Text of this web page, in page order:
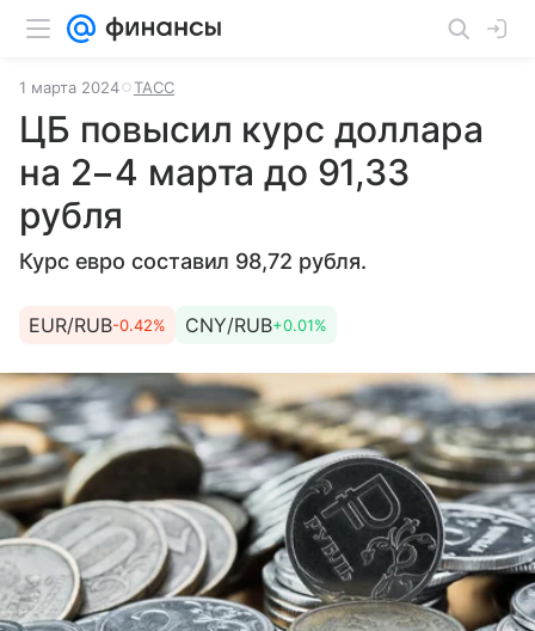
1 марта 2024 ТАСС
ЦБ повысил курс доллара
на 2−4 марта до 91,33
рубля
Курс евро составил 98,72 рубля.
EUR/RUB-0.42% CNY/RUB+0.01%